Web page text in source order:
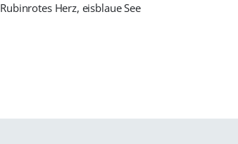
Rubinrotes Herz, eisblaue See